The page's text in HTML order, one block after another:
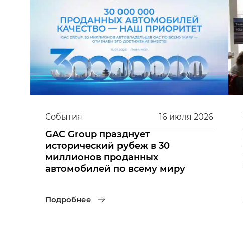
16 июля 2026
События
GAC Group празднует
исторический рубеж в 30
миллионов проданных
автомобилей по всему миру
Подробнее